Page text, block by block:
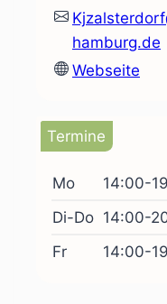
hamburg.de
Webseite
Termine
Mo
14:00-
Di-Do 14:00-
Fr
14:00-